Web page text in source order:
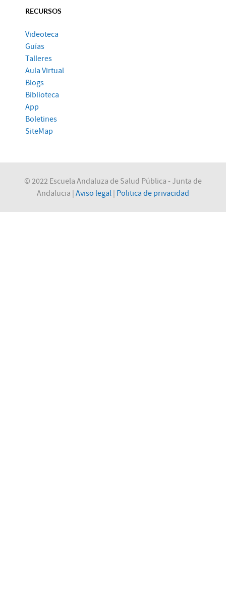
RECURSOS
Videoteca
Guías
Talleres
Aula Virtual
Blogs
Biblioteca
App
Boletines
SiteMap
© 2022 Escuela Andaluza de Salud Pública - Junta de
Andalucia | Aviso legal Politica de privacidad